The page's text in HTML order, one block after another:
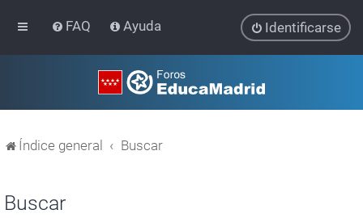
FAQ Ayuda Identificarse
Índice general Buscar
Buscar